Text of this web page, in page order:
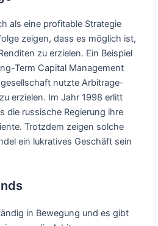
als eine profitable Strategie
zeigen, dass es möglich ist,
zu erzielen. Ein Beispiel
Term Capital Management
nutzte Arbitrage-
erzielen. Im Jahr 1998 erlitt
die russische Regierung ihre
Trotzdem zeigen solche
ein lukratives Geschäft sein
in Bewegung und es gibt